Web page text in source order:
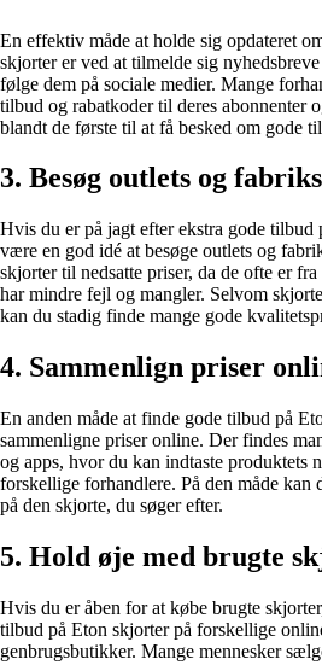
En effektiv måde at holde sig opdateret
skjorter er ved at tilmelde sig
følge dem på sociale medier. Mange
tilbud og rabatkoder til deres abonnenter
blandt de første til at få besked om gode
3. Besøg outlets og
Hvis du er på jagt efter ekstra gode tilbud
være en god idé at besøge outlets og
skjorter til nedsatte priser, da de ofte er
har mindre fejl og mangler. Selvom
kan du stadig finde mange gode
4. Sammenlign priser
En anden måde at finde gode tilbud på
sammenligne priser online. Der findes
og apps, hvor du kan indtaste produktets
forskellige forhandlere. På den måde kan
på den skjorte, du søger efter.
5. Hold øje med brugte
Hvis du er åben for at købe brugte
tilbud på Eton skjorter på forskellige
genbrugsbutikker. Mange mennesker